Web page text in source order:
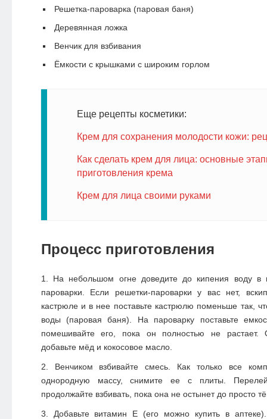
Решетка-пароварка (паровая баня)
Деревянная ложка
Венчик для взбивания
Ёмкости с крышками с широким горлом
Еще рецепты косметики:
Крем для сохранения молодости кожи:
Как сделать крем для лица: основные
приготовления крема
Крем для лица своими руками
Процесс приготовления
На небольшом огне доведите до кипения воду в
пароварки. Если решетки-пароварки у вас нет,
кастрюле и в нее поставьте кастрюлю поменьше так,
воды (паровая баня). На пароварку поставьте
помешивайте его, пока он полностью не растает.
добавьте мёд и кокосовое масло.
Венчиком взбивайте смесь. Как только все
однородную массу, снимите ее с плиты.
продолжайте взбивать, пока она не остынет до просто
Добавьте витамин Е (его можно купить в